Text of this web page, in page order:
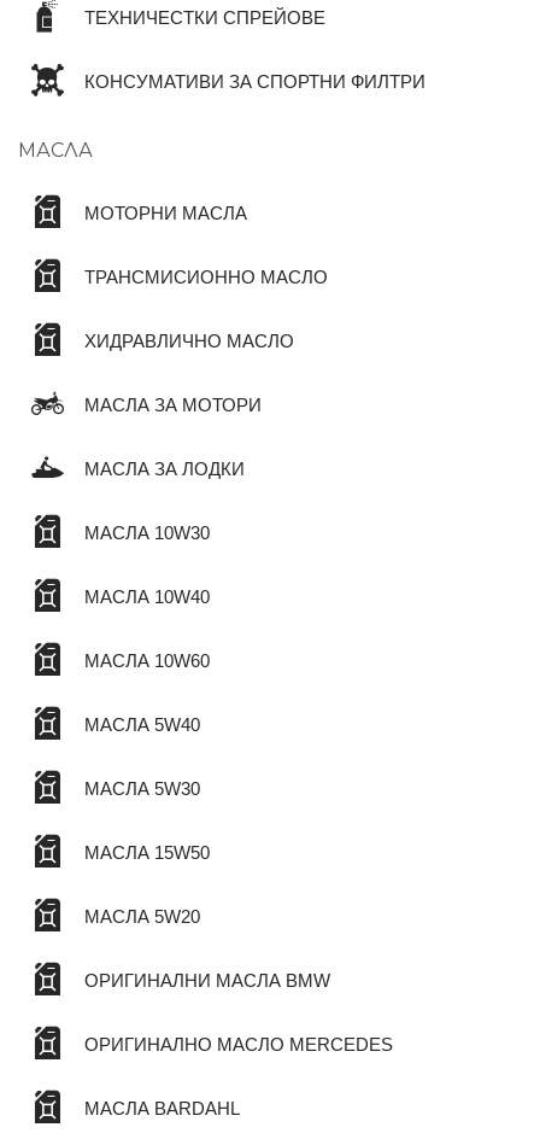
ТЕХНИЧЕСТКИ СПРЕЙОВЕ
КОНСУМАТИВИ ЗА СПОРТНИ ФИЛТРИ
МАСЛА
МОТОРНИ МАСЛА
ТРАНСМИСИОННО МАСЛО
ХИДРАВЛИЧНО МАСЛО
МАСЛА ЗА МОТОРИ
МАСЛА ЗА ЛОДКИ
МАСЛА 10W30
МАСЛА 10W40
МАСЛА 10W60
МАСЛА 5W40
МАСЛА 5W30
МАСЛА 15W50
МАСЛА 5W20
ОРИГИНАЛНИ МАСЛА BMW
ОРИГИНАЛНО МАСЛО MERCEDES
МАСЛА BARDAHL